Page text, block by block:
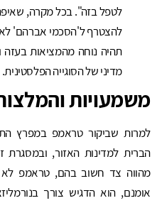
לטפל בזה". בכל מקרה,
להצטרף ל'הסכמי אברהם'
תהיה נוחה מהמציאות בעזה
מדיני של הסוגייה הפלסטינית.
משמעויות
למרות שביקור טראמפ במפרץ
הברית למדינות האזור, ובמסגרת
מהווה צד חשוב בהם, טראמפ לא
אומנם, הוא הדגיש צורך